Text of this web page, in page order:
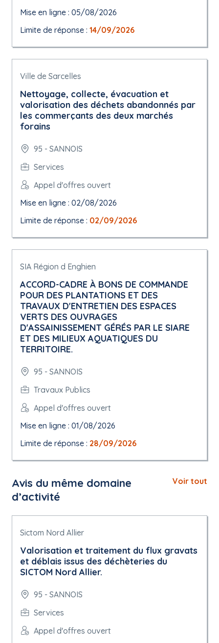
Mise en ligne : 05/08/2026
Limite de réponse : 14/09/2026
Ville de Sarcelles
Nettoyage, collecte, évacuation et
valorisation des déchets abandonnés par
les commerçants des deux marchés
forains
95 - SANNOIS
Services
Appel d'offres ouvert
Mise en ligne : 02/08/2026
Limite de réponse : 02/09/2026
SIA Région d Enghien
ACCORD-CADRE À BONS DE COMMANDE
POUR DES PLANTATIONS ET DES
TRAVAUX D'ENTRETIEN DES ESPACES
VERTS DES OUVRAGES
D'ASSAINISSEMENT GÉRÉS PAR LE SIARE
ET DES MILIEUX AQUATIQUES DU
TERRITOIRE.
95 - SANNOIS
Travaux Publics
Appel d'offres ouvert
Mise en ligne : 01/08/2026
Limite de réponse : 28/09/2026
Avis du même domaine
d’activité
Voir tout
Sictom Nord Allier
Valorisation et traitement du flux gravats
et déblais issus des déchèteries du
SICTOM Nord Allier.
95 - SANNOIS
Services
Appel d'offres ouvert